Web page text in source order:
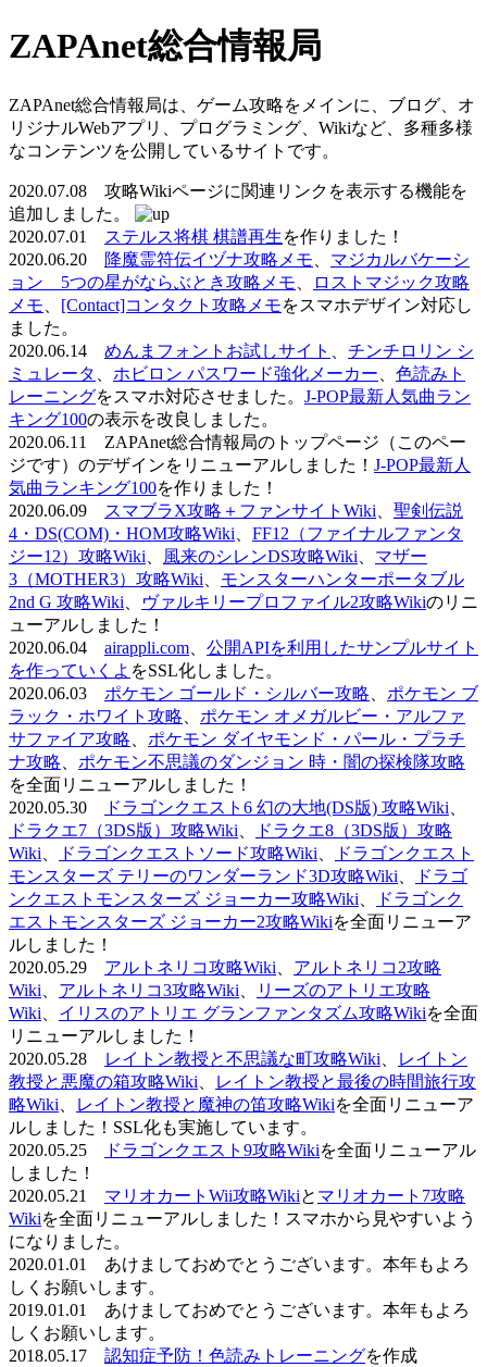
ZAPAnet総合情報局
ZAPAnet総合情報局は、ゲーム攻略をメインに、ブログ、オ
リジナルWebアプリ、プログラミング、Wikiなど、多種多様
なコンテンツを公開しているサイトです。
2020.07.08 攻略Wikiページに関連リンクを表示する機能を
追加しました。
2020.07.01
ステルス将棋 棋譜再生を作りました！
2020.06.20
降魔霊符伝イヅナ攻略メモ
マジカルバケーシ
ョン 5つの星がならぶとき攻略メモ
ロストマジック攻略
メモ
[Contact]コンタクト攻略メモをスマホデザイン対応し
ました。
2020.06.14 めんまフォントお試しサイト
チンチロリン シ
ミュレータ
ホビロン パスワード強化メーカー
色読みト
レーニングをスマホ対応させました。 J-POP最新人気曲ラン
キング100の表示を改良しました。
2020.06.11 ZAPAnet総合情報局のトップページ（このペー
ジです）のデザインをリニューアルしました！ J-POP最新人
気曲ランキング100を作りました！
2020.06.09
スマブラX攻略＋ファンサイトWiki
聖剣伝説
4・DS(COM)・HOM攻略Wiki
FF12（ファイナルファンタ
ジー12）攻略Wiki
風来のシレンDS攻略Wiki
マザー
3（MOTHER3）攻略Wiki
モンスターハンターポータブル
2nd G 攻略Wiki
ヴァルキリープロファイル2攻略Wikiのリニ
ューアルしました！
2020.06.04 airappli.com
公開APIを利用したサンプルサイト
を作っていくよ をSSL化しました。
2020.06.03 ポケモン ゴールド・シルバー攻略
ポケモン ブ
ラック・ホワイト攻略
ポケモン オメガルビー・アルファ
サファイア攻略
ポケモン ダイヤモンド・パール・プラチ
ナ攻略
ポケモン不思議のダンジョン 時・闇の探検隊攻略
を全面リニューアルしました！
2020.05.30
ドラゴンクエスト6 幻の大地(DS版) 攻略Wiki
ドラクエ7（3DS版）攻略Wiki
ドラクエ8（3DS版）攻略
Wiki
ドラゴンクエストソード攻略Wiki
ドラゴンクエスト
モンスターズ テリーのワンダーランド3D攻略Wiki
ドラゴ
ンクエストモンスターズ ジョーカー攻略Wiki
ドラゴンク
エストモンスターズ ジョーカー2攻略Wikiを全面リニューア
ルしました！
2020.05.29 アルトネリコ攻略Wiki
アルトネリコ2攻略
Wiki
アルトネリコ3攻略Wiki
リーズのアトリエ攻略
Wiki
イリスのアトリエ グランファンタズム攻略Wikiを全面
リニューアルしました！
2020.05.28
レイトン教授と不思議な町攻略Wiki
レイトン
教授と悪魔の箱攻略Wiki
レイトン教授と最後の時間旅行攻
略Wiki
レイトン教授と魔神の笛攻略Wikiを全面リニューア
ルしました！SSL化も実施しています。
2020.05.25
ドラゴンクエスト9攻略Wikiを全面リニューアル
しました！
2020.05.21 マリオカートWii攻略Wikiと マリオカート7攻略
Wikiを全面リニューアルしました！スマホから見やすいよう
になりました。
2020.01.01 あけましておめでとうございます。本年もよろ
しくお願いします。
2019.01.01 あけましておめでとうございます。本年もよろ
しくお願いします。
2018.05.17 認知症予防！色読みトレーニングを作成